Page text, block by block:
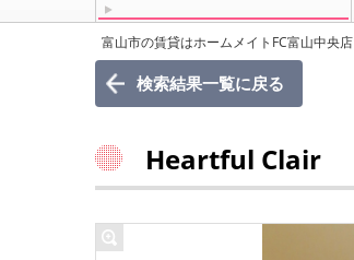
富山市の賃貸はホームメイトFC富山中央店
検索結果一覧に戻る
Heartful Clair